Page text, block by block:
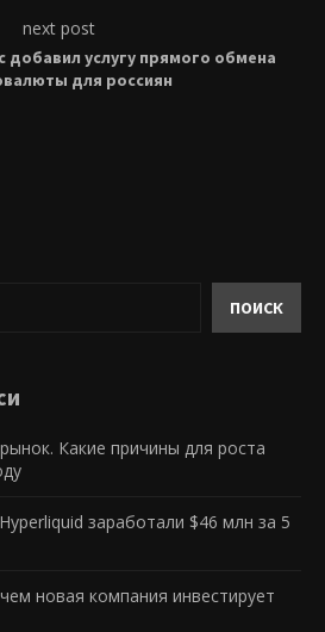
next post
добавил услугу прямого обмена
для россиян
ПОИСК
Какие причины для роста
заработали $46 млн за 5
новая компания инвестирует